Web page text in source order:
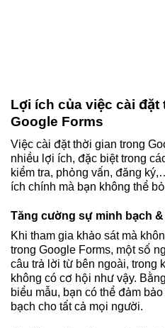
Lợi ích của việc cài đặt
Google Forms
Việc cài đặt thời gian trong
nhiều lợi ích, đặc biệt trong
kiểm tra, phỏng vấn, đăng
ích chính mà bạn không thể
Tăng cường sự minh bạch
Khi tham gia khảo sát mà
trong Google Forms, một số
câu trả lời từ bên ngoài, trong
không có cơ hội như vậy.
biểu mẫu, bạn có thể đảm
bạch cho tất cả mọi người.